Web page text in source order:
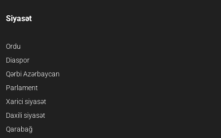
Siyasət
Ordu
Diaspor
Qərbi Azərbaycan
Parlament
Xarici siyasət
Daxili siyasət
Qarabağ